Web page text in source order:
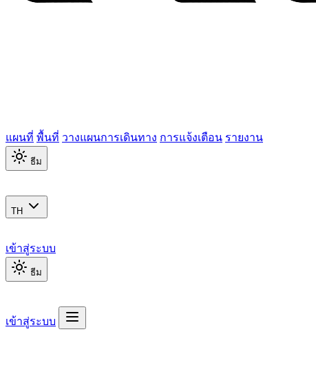
แผนที่ พื้นที่ วางแผนการเดินทาง การแจ้งเตือน รายงาน
ธีม
TH
เข้าสู่ระบบ
ธีม
เข้าสู่ระบบ